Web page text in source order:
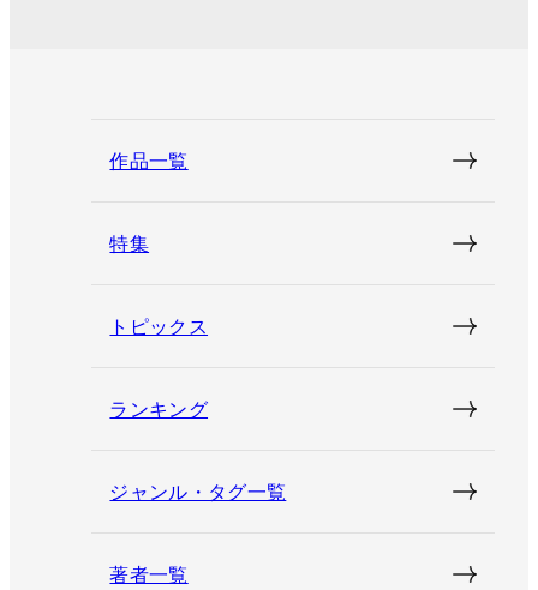
作品一覧
特集
トピックス
ランキング
ジャンル・タグ一覧
著者一覧